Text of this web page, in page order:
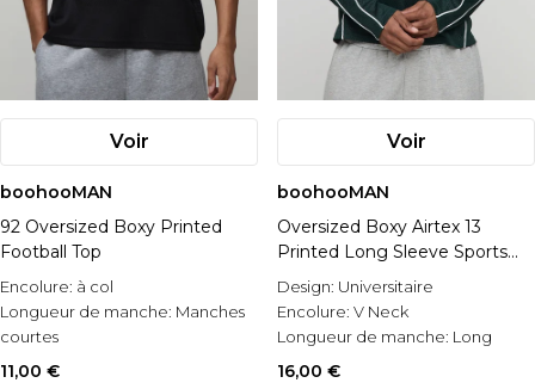
Voir
boohooMAN
92 Oversized Boxy Printed
Football Top
Encolure: à col
Longueur de manche: Manches
courtes
Occasion:
11,00 €
Voir
boohooMAN
Oversized Boxy Airtex 13
Printed Long Sleeve Sports
Top
Design: Universitaire
Encolure: V Neck
Longueur de manche: Long
Sleeve
16,00 €